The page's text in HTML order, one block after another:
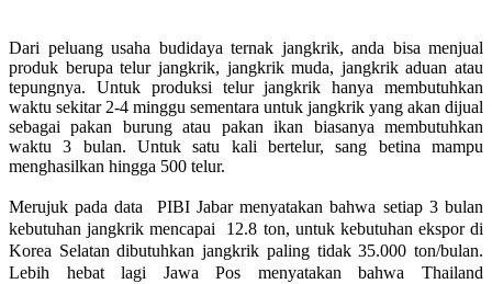
Dari peluang usaha budidaya ternak jangkrik, anda bisa menjual
produk berupa telur jangkrik, jangkrik muda, jangkrik aduan atau
tepungnya. Untuk produksi telur jangkrik hanya membutuhkan
waktu sekitar 2-4 minggu sementara untuk jangkrik yang akan dijual
sebagai pakan burung atau pakan ikan biasanya membutuhkan
waktu 3 bulan. Untuk satu kali bertelur, sang betina mampu
menghasilkan hingga 500 telur.
Merujuk pada data PIBI Jabar menyatakan bahwa setiap 3 bulan
kebutuhan jangkrik mencapai 12.8 ton, untuk kebutuhan ekspor di
Korea Selatan dibutuhkan jangkrik paling tidak 35.000 ton/bulan.
Lebih hebat lagi Jawa Pos menyatakan bahwa Thailand